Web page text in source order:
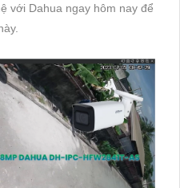
với Dahua ngay hôm nay để